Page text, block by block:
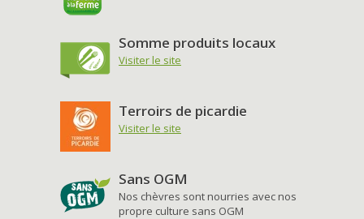
Somme produits locaux
Visiter le site
Terroirs de picardie
Visiter le site
Sans OGM
Nos chèvres sont nourries avec nos
propre culture sans OGM